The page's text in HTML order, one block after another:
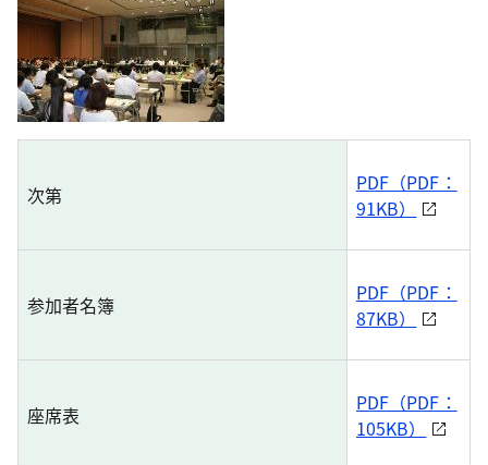
次第
PDF（PDF：
91KB）
参加者名簿
PDF（PDF：
87KB）
座席表
PDF（PDF：
105KB）